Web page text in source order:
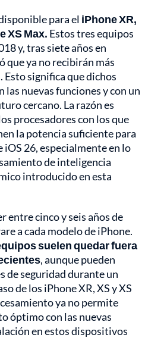
para el iPhone XR,
XS Max. Estos tres equipos
y, tras siete años en
que ya no recibirán más
significa que dichos
las nuevas funciones y con un
cercano. La razón es
procesadores con los que
la potencia suficiente para
iOS 26, especialmente en lo
de inteligencia
introducido en esta
entre cinco y seis años de
a cada modelo de iPhone.
suelen quedar fuera
, aunque pueden
de seguridad durante un
de los iPhone XR, XS y XS
ya no permite
óptimo con las nuevas
en estos dispositivos